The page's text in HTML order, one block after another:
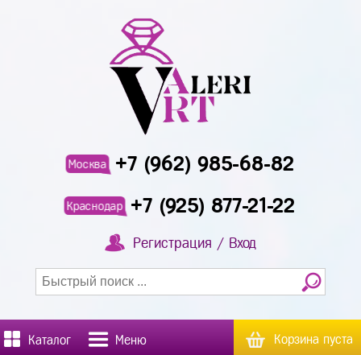
Москва +7 (962) 985-68-82
Краснодар +7 (925) 877-21-22
Регистрация / Вход
Каталог Меню Корзина пуста